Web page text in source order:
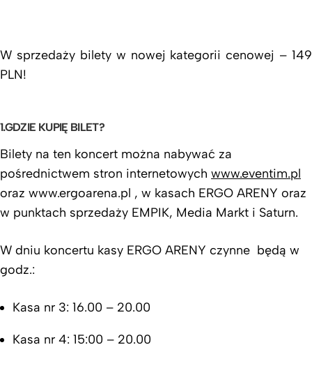
W sprzedaży bilety w nowej kategorii cenowej – 149
PLN!
1.GDZIE KUPIĘ BILET?
Bilety na ten koncert można nabywać za
pośrednictwem stron internetowych www.eventim.pl
oraz www.ergoarena.pl , w kasach ERGO ARENY oraz
w punktach sprzedaży EMPIK, Media Markt i Saturn.
W dniu koncertu kasy ERGO ARENY czynne będą w
godz.:
Kasa nr 3: 16.00 – 20.00
Kasa nr 4: 15:00 – 20.00